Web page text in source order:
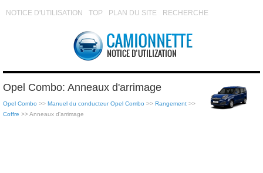
NOTICE D'UTILISATION TOP PLAN DU SITE RECHERCHE
Opel Combo: Anneaux d'arrimage
Opel Combo >> Manuel du conducteur Opel Combo >> Rangement >>
Coffre >> Anneaux d'arrimage